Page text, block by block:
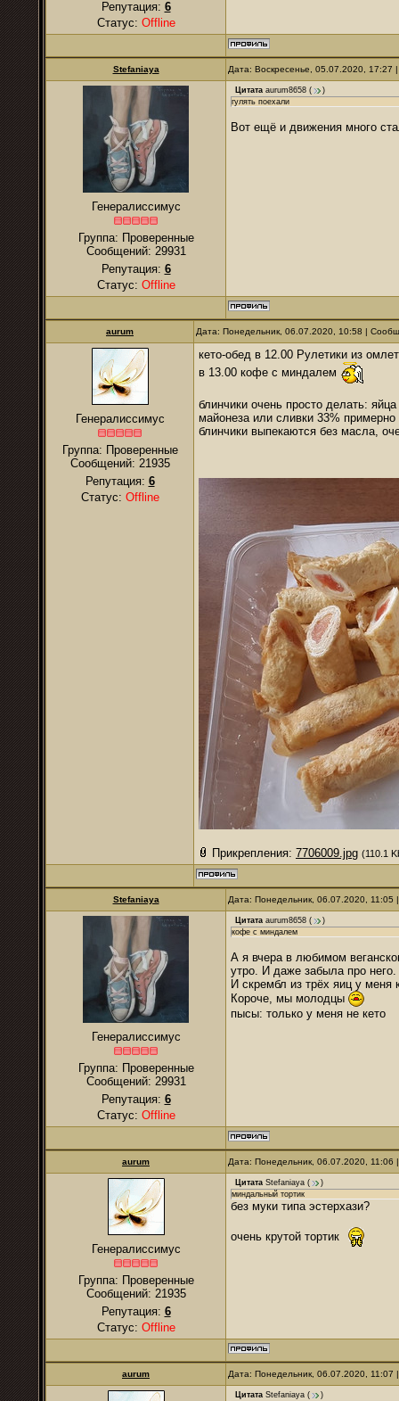
Репутация: 6
Статус: Offline
Stefaniaya Дата: Воскресенье, 05.07.2020,
Генералиссимус
Группа: Проверенные
Сообщений: 29931
Репутация: 6
Статус: Offline
Цитата aurum8658 (
)
гулять поехали
Вот ещё и движения много
аurum Дата: Понедельник, 06.07.2020, 10:58 |
Генералиссимус
Группа: Проверенные
Сообщений: 21935
Репутация: 6
Статус: Offline
кето-обед в 12.00 Рулетики из
в 13.00 кофе с миндалем
блинчики очень просто делать:
майонеза или сливки 33%
блинчики выпекаются без масла,
Прикрепления: 7706009.jpg (110.1
Stefaniaya Дата: Понедельник, 06.07.2020,
Генералиссимус
Группа: Проверенные
Сообщений: 29931
Репутация: 6
Статус: Offline
Цитата aurum8658 (
)
кофе с миндалем
А я вчера в любимом
утро. И даже забыла про
И скрембл из трёх яиц у
Короче, мы молодцы
пысы: только у меня не кето
аurum Дата: Понедельник, 06.07.2020,
Генералиссимус
Группа: Проверенные
Сообщений: 21935
Репутация: 6
Статус: Offline
Цитата Stefaniaya (
)
миндальный тортик
без муки типа эстерхази?
очень крутой тортик
аurum Дата: Понедельник, 06.07.2020,
Цитата Stefaniaya (
)